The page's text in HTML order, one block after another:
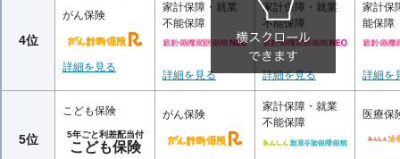
4位
がん保険
詳細を見る
家計保障・就業
不能保障
詳細を見る
家計保障・就業
不能保障
詳細を見る
家計保
能保障
詳細を
5位
こども保険
5年ごと利差配当付
こども保険
がん保険
家計保障・就業
不能保障
医療保